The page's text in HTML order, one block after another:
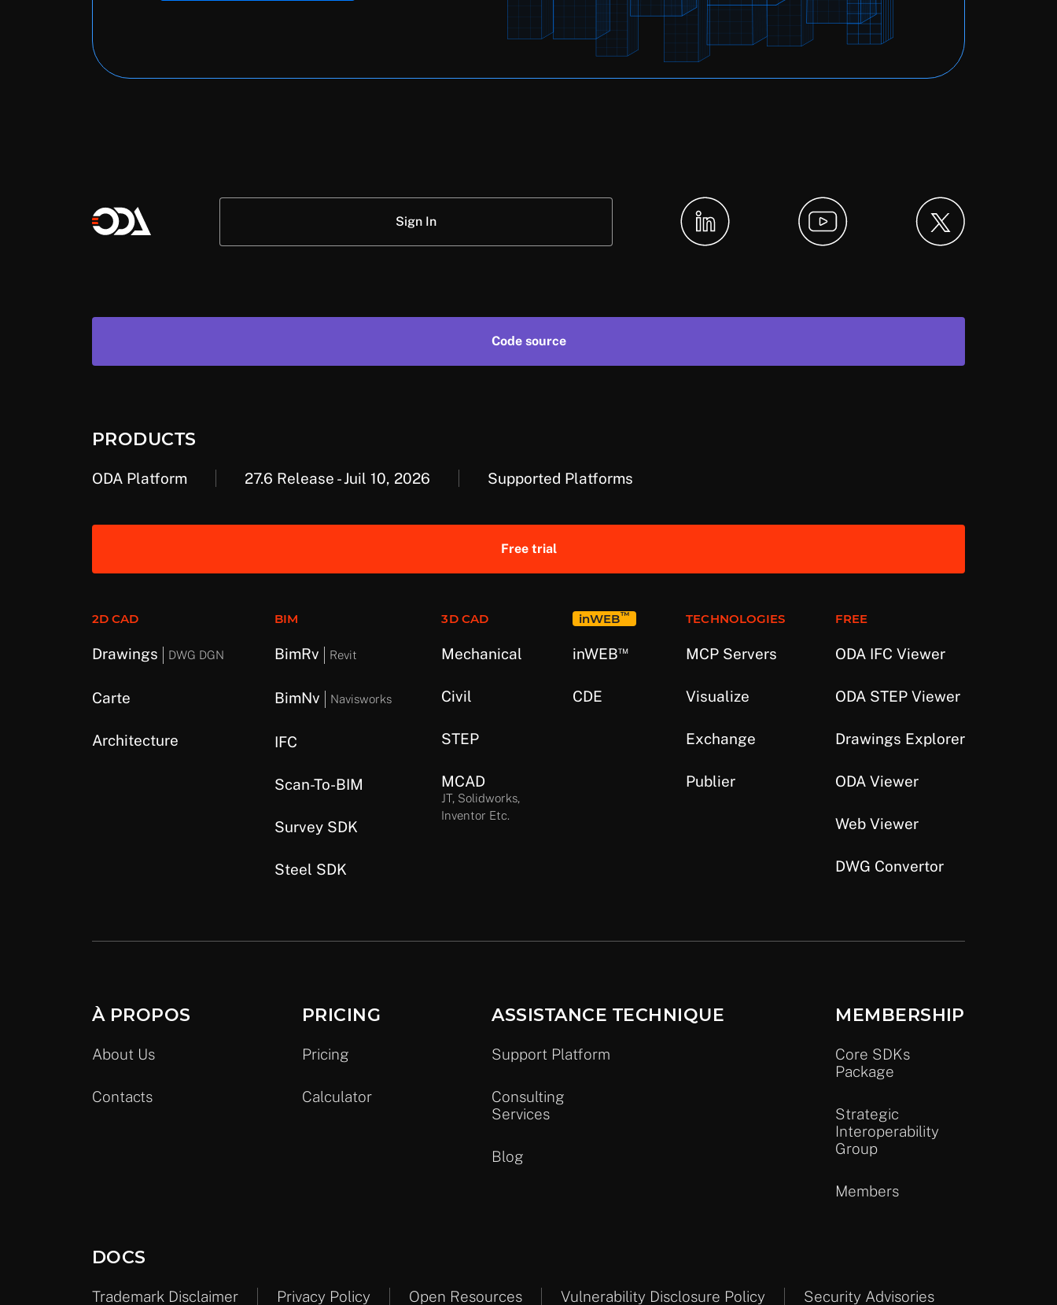
Sign In
Code source
PRODUCTS
ODA Platform 27.6 Release - Juil 10, 2026 Supported Platforms
Free trial
2D CAD
Drawings DWG DGN
Carte
Architecture
BIM
BimRv Revit
BimNv Navisworks
IFC
Scan-To-BIM
Survey SDK
Steel SDK
3D CAD
Mechanical
Civil
STEP
MCAD
JT, Solidworks,
Inventor Etc.
inWEB™
inWEB™
CDE
TECHNOLOGIES
MCP Servers
Visualize
Exchange
Publier
FREE
ODA IFC Viewer
ODA STEP Viewer
Drawings Explorer
ODA Viewer
Web Viewer
DWG Convertor
À PROPOS
About Us
Contacts
PRICING
Pricing
Calculator
ASSISTANCE TECHNIQUE
Support Platform
Consulting
Services
Blog
MEMBERSHIP
Core SDKs
Package
Strategic
Interoperability
Group
Members
DOCS
Trademark Disclaimer Privacy Policy Open Resources Vulnerability Disclosure Policy Security Advisories